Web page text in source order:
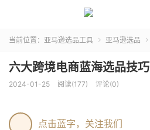
当前位置： 亚马逊选品工具  亚马逊选品 
六大跨境电商蓝海选品技巧
2024-01-25 阅读(177) 评论(0)
点击蓝字，关注我们